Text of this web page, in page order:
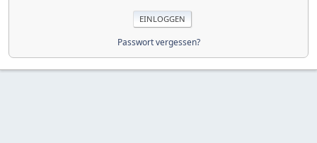
Passwort vergessen?